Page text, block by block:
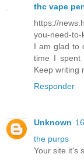
thc vape
https://
you-need-to-
I am glad to
time I spent
Keep writing
Responder
Unknown
the purps
Your site it's